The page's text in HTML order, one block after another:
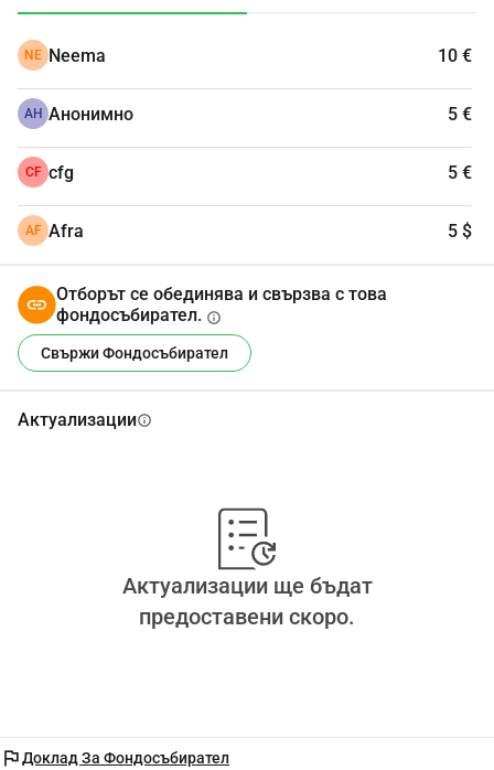
NE Neema 10 €
АН Анонимно 5 €
CF cfg 5 €
AF Afra 5 $
Отборът се обединява и свързва с това
фондосъбирател. info
Свържи Фондосъбирател
Актуализацииinfo
Актуализации ще бъдат
предоставени скоро.
flagДоклад За Фондосъбирател